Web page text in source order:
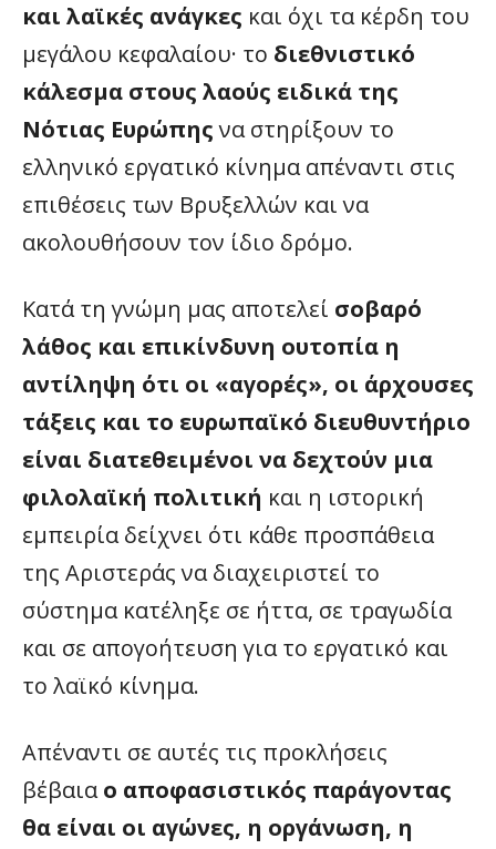
και λαϊκές ανάγκες και όχι τα κέρδη του
μεγάλου κεφαλαίου· το διεθνιστικό
κάλεσμα στους λαούς ειδικά της
Νότιας Ευρώπηςνα στηρίξουν το
ελληνικό εργατικό κίνημα απέναντι στις
επιθέσεις των Βρυξελλών και να
ακολουθήσουν τον ίδιο δρόμο.
Κατά τη γνώμη μας αποτελεί σοβαρό
λάθος και επικίνδυνη ουτοπία η
αντίληψη ότι οι «αγορές», οι άρχουσες
τάξεις και το ευρωπαϊκό διευθυντήριο
είναι διατεθειμένοι να δεχτούν μια
φιλολαϊκή πολιτική και η ιστορική
εμπειρία δείχνει ότι κάθε προσπάθεια
της Αριστεράς να διαχειριστεί το
σύστημα κατέληξε σε ήττα, σε τραγωδία
και σε απογοήτευση για το εργατικό και
το λαϊκό κίνημα.
Απέναντι σε αυτές τις προκλήσεις
βέβαιαο αποφασιστικός παράγοντας
θα είναι οι αγώνες, η οργάνωση, η